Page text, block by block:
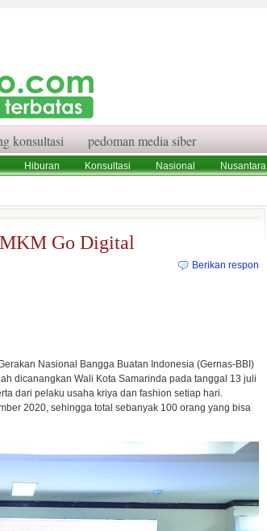
konsultasi pedoman media siber
Hiburan Konsultasi Nasional Nusantara
Go Digital
Berikan respon
Nasional Bangga Buatan Indonesia (Gernas-BBI)
dicanangkan Wali Kota Samarinda pada tanggal 13 juli
dari pelaku usaha kriya dan fashion setiap hari.
2020, sehingga total sebanyak 100 orang yang bisa